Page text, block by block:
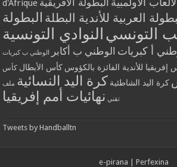
d'Afrique
العربية للأندية البطلة البطولة
التونسي النوادي التونسية
أ كبريات الوطني ب أكابر الوطني ب كبريات
إفريقيا للأندية الفائزة بالكؤوس كأس الأبطال كأس
كرة اليد الشاطئية كرة اليد النسائية ملف
تقني نهائيات أمم إفريقيا
Tweets by Handballtn
e-pirana
Perfexina